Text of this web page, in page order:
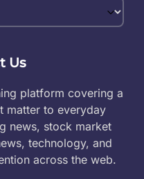
Us
platform covering a
matter to everyday
news, stock market
technology, and
across the web.